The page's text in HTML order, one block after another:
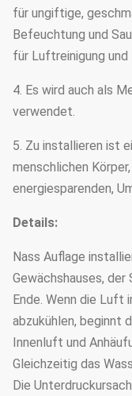
für ungiftige,
Befeuchtung und
für Luftreinigung
4. Es wird auch als
verwendet.
5. Zu installieren ist
menschlichen
energiesparenden,
Details:
Nass Auflage
Gewächshauses,
Ende. Wenn die Luft
abzukühlen, beginnt
Innenluft und
Gleichzeitig das
Die